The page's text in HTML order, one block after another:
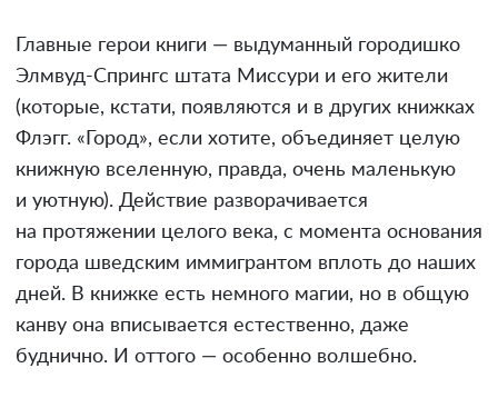
Главные герои книги — выдуманный городишко
Элмвуд-Спрингс штата Миссури и его жители
(которые, кстати, появляются и в других книжках
Флэгг. «Город», если хотите, объединяет целую
книжную вселенную, правда, очень маленькую
и уютную). Действие разворачивается
на протяжении целого века, с момента основания
города шведским иммигрантом вплоть до наших
дней. В книжке есть немного магии, но в общую
канву она вписывается естественно, даже
буднично. И оттого — особенно волшебно.